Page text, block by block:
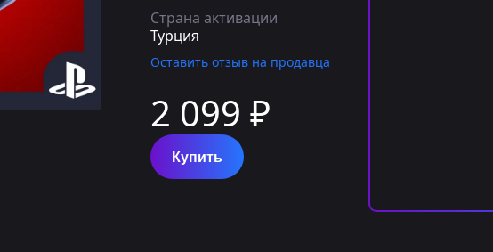
Страна активации
Турция
Оставить отзыв на продавца
2 099 ₽
Купить